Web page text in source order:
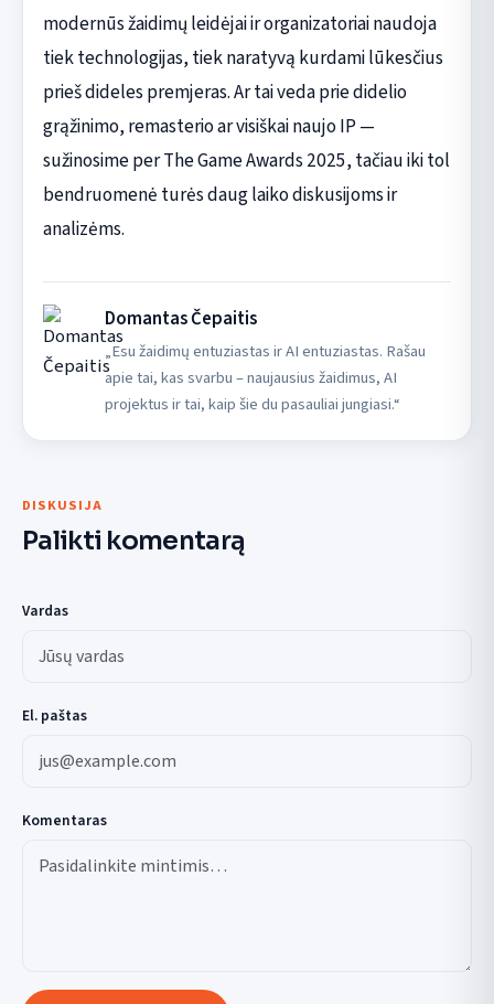
modernūs žaidimų leidėjai ir organizatoriai naudoja
tiek technologijas, tiek naratyvą kurdami lūkesčius
prieš dideles premjeras. Ar tai veda prie didelio
grąžinimo, remasterio ar visiškai naujo IP —
sužinosime per The Game Awards 2025, tačiau iki tol
bendruomenė turės daug laiko diskusijoms ir
analizėms.
Domantas Čepaitis
„Esu žaidimų entuziastas ir AI entuziastas. Rašau
apie tai, kas svarbu – naujausius žaidimus, AI
projektus ir tai, kaip šie du pasauliai jungiasi.“
DISKUSIJA
Palikti komentarą
Vardas
El. paštas
Komentaras